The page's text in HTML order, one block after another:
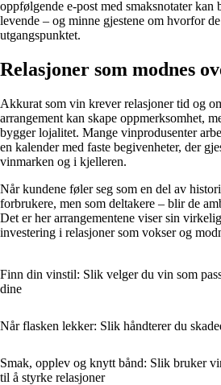
oppfølgende e-post med smaksnotater kan
levende – og minne gjestene om hvorfor
utgangspunktet.
Relasjoner som modnes
Akkurat som vin krever relasjoner tid og
arrangement kan skape oppmerksomhet,
bygger lojalitet. Mange vinprodusenter
en kalender med faste begivenheter, der
vinmarken og i kjelleren.
Når kundene føler seg som en del av
forbrukere, men som deltakere – blir de
Det er her arrangementene viser sin
investering i relasjoner som vokser og
Finn din vinstil: Slik velger du vin som
dine
Når flasken lekker: Slik håndterer du
Smak, opplev og knytt bånd: Slik bruker
til å styrke relasjoner